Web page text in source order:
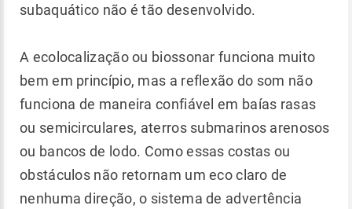
subaquático não é tão desenvolvido.
A ecolocalização ou biossonar funciona muito
bem em princípio, mas a reflexão do som não
funciona de maneira confiável em baías rasas
ou semicirculares, aterros submarinos arenosos
ou bancos de lodo. Como essas costas ou
obstáculos não retornam um eco claro de
nenhuma direção, o sistema de advertência